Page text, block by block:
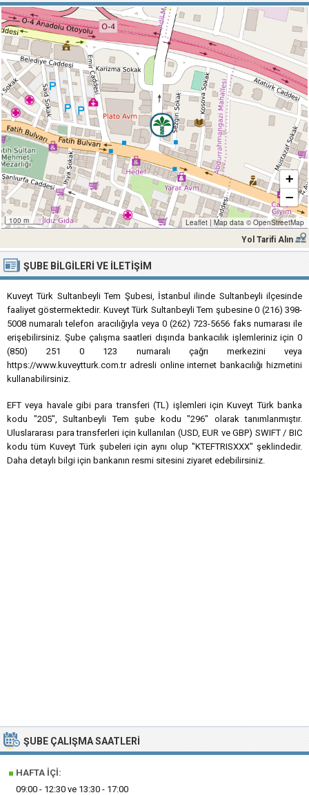
100 m
+
−
Leaflet | Map data ©OpenStreetMap
Yol Tarifi Alın
ŞUBE BILGILERI VE İLETIŞIM
Kuveyt Türk Sultanbeyli Tem Şubesi, İstanbul ilinde Sultanbeyli ilçesinde
faaliyet göstermektedir. Kuveyt Türk Sultanbeyli Tem şubesine 0 (216) 398-
5008 numaralı telefon aracılığıyla veya 0 (262) 723-5656 faks numarası ile
erişebilirsiniz. Şube çalışma saatleri dışında bankacılık işlemleriniz için 0
(850) 251 0 123 numaralı çağrı merkezini veya
https://www.kuveytturk.com.tr adresli online internet bankacılığı hizmetini
kullanabilirsiniz.
EFT veya havale gibi para transferi (TL) işlemleri için Kuveyt Türk banka
kodu "205", Sultanbeyli Tem şube kodu "296" olarak tanımlanmıştır.
Uluslararası para transferleri için kullanılan (USD, EUR ve GBP) SWIFT / BIC
kodu tüm Kuveyt Türk şubeleri için aynı olup "KTEFTRISXXX" şeklindedir.
Daha detaylı bilgi için bankanın resmi sitesini ziyaret edebilirsiniz.
ŞUBE ÇALIŞMA SAATLERI
■ HAFTA İÇI:
09:00 - 12:30 ve 13:30 - 17:00